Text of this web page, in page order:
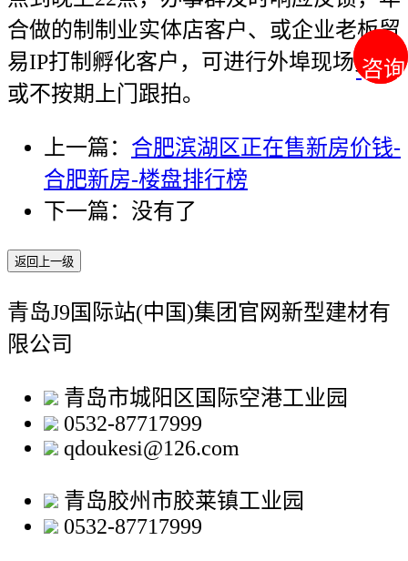
咨询
咨询
合做的制制业实体店客户、或企业老板贸
易IP打制孵化客户，可进行外埠现场拍摄
或不按期上门跟拍。
上一篇： 合肥滨湖区正在售新房价钱-
合肥新房-楼盘排行榜
下一篇：没有了
返回上一级
青岛J9国际站(中国)集团官网新型建材有
限公司
青岛市城阳区国际空港工业园
0532-87717999
qdoukesi@126.com
青岛胶州市胶莱镇工业园
0532-87717999